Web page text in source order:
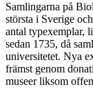
Samlingarna på
största i Sverige
antal typexemplar,
sedan 1735, då
universitetet. Nya
främst genom
museer liksom